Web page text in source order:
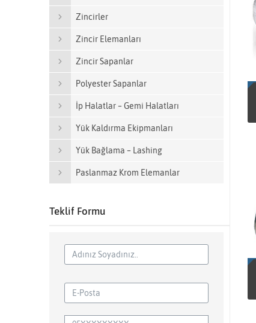
Zincirler
Zincir Elemanları
Zincir Sapanlar
Polyester Sapanlar
İp Halatlar – Gemi Halatları
Yük Kaldırma Ekipmanları
Yük Bağlama – Lashing
Paslanmaz Krom Elemanlar
Teklif Formu